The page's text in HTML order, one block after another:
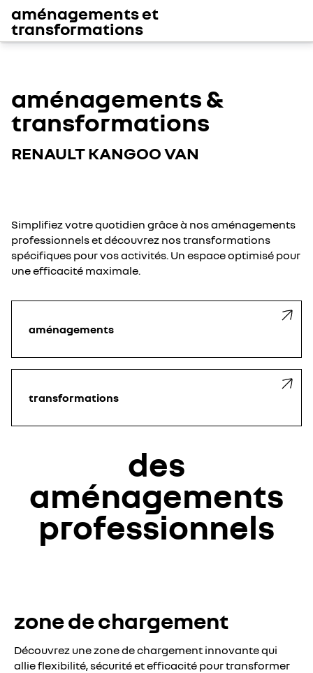
aménagements et
transformations
aménagements &
transformations
RENAULT KANGOO VAN
Simplifiez votre quotidien grâce à nos aménagements
professionnels et découvrez nos transformations
spécifiques pour vos activités. Un espace optimisé pour
une efficacité maximale.
aménagements
transformations
des
aménagements
professionnels
zone de chargement
Découvrez une zone de chargement innovante qui
allie flexibilité, sécurité et efficacité pour transformer